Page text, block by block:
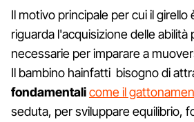
Il motivo principale per cui il girello
riguarda l'acquisizione delle
necessarie per imparare a
Il bambino hainfatti bisogno di
fondamentalicome il
seduta, per sviluppare equilibrio,